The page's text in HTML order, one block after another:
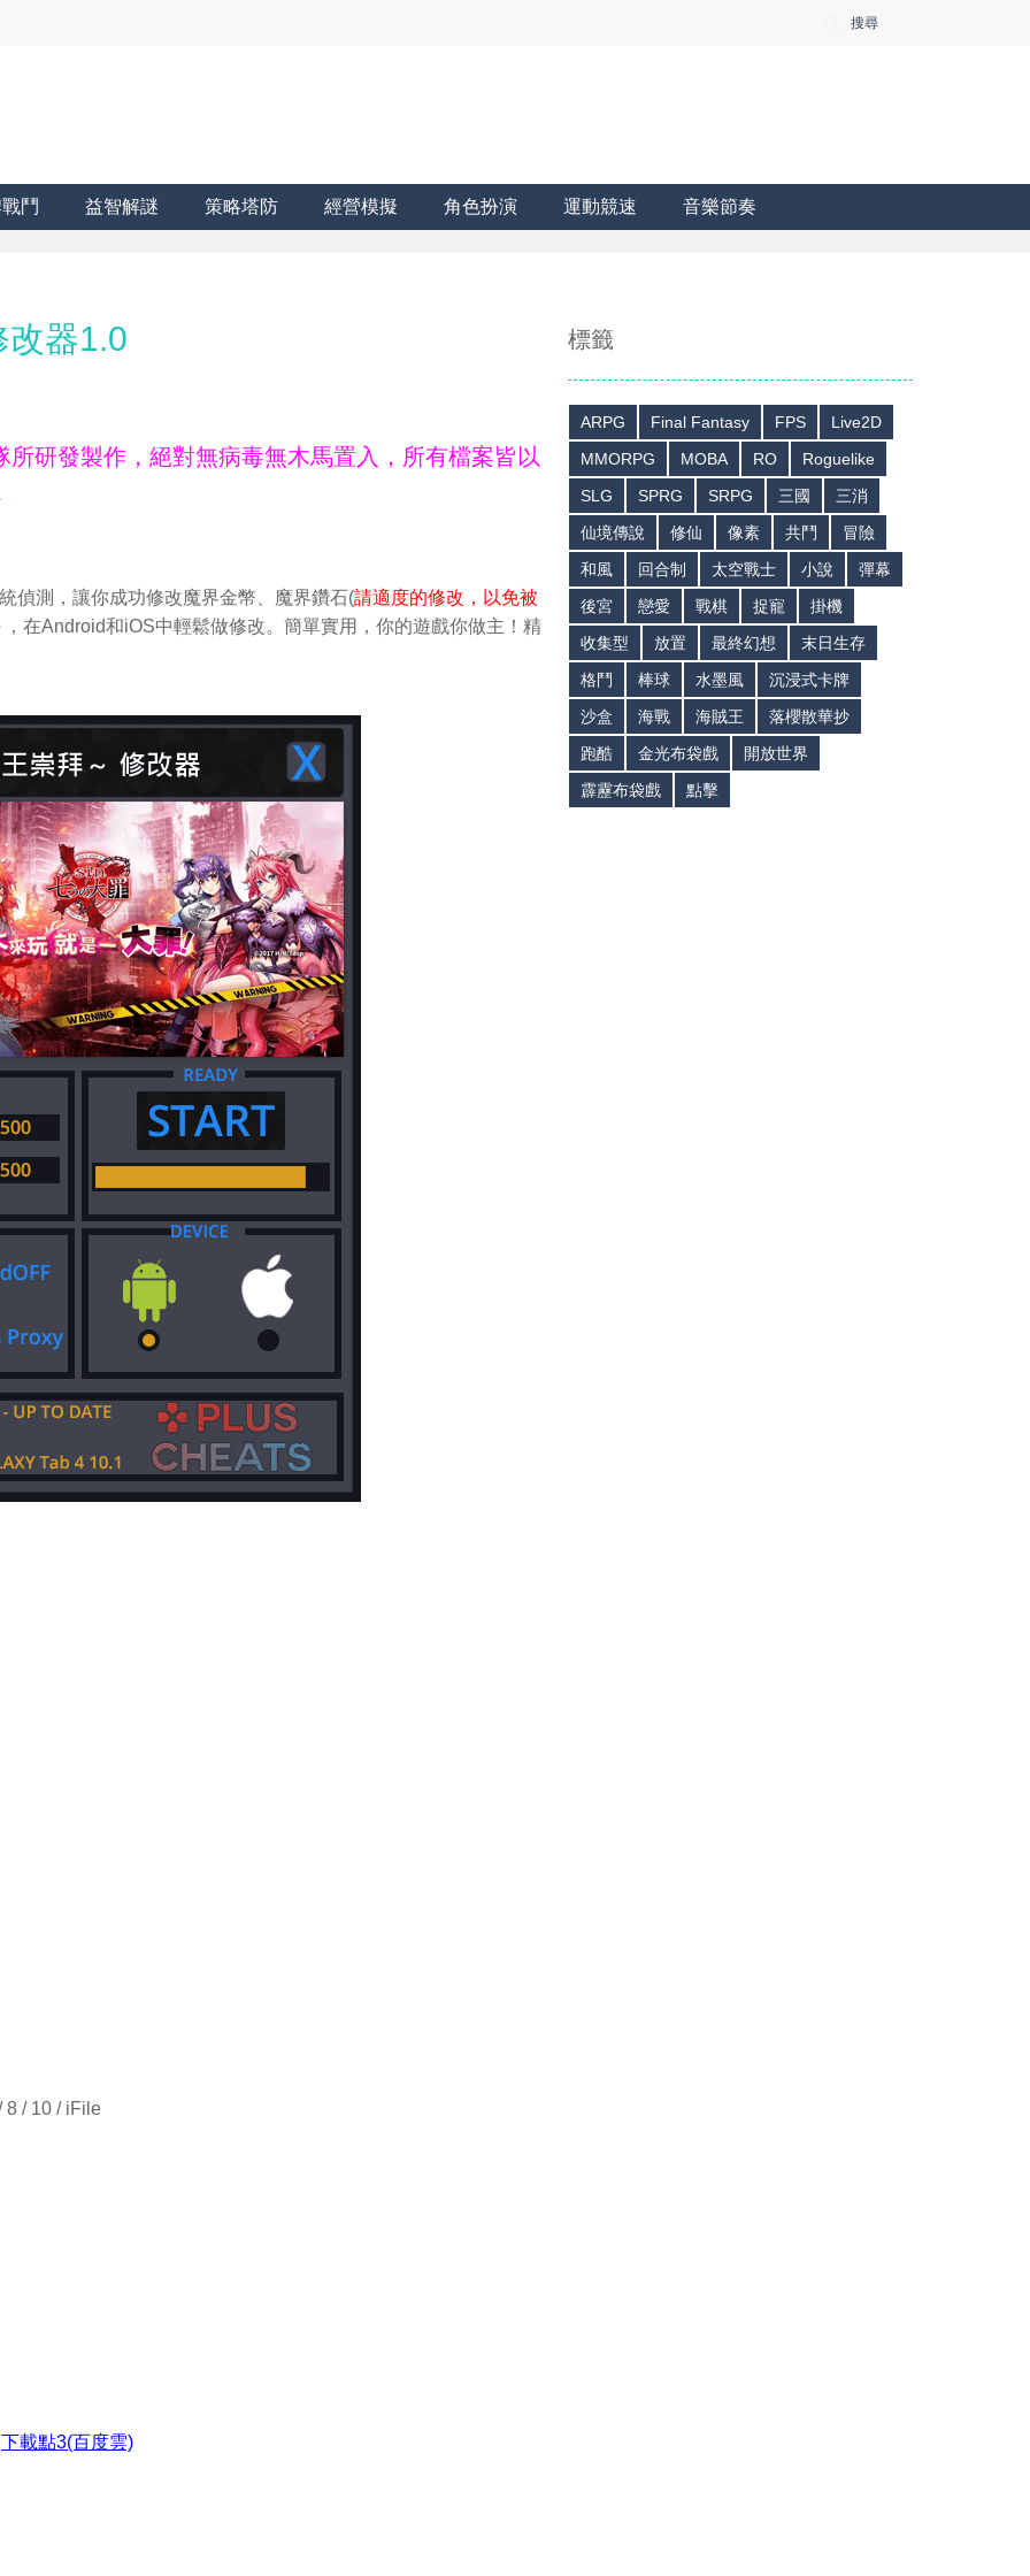
搜尋
鬥 益智解謎 策略塔防 經營模擬 角色扮演 運動競速 音樂節奏
改器1.0
研發製作，絕對無病毒無木馬置入，所有檔案皆以
偵測，讓你成功修改魔界金幣、魔界鑽石(請適度的修改，以免被
在Android和iOS中輕鬆做修改。簡單實用，你的遊戲你做主！精
8 / 10 / iFile
下載點3(百度雲)
標籤
ARPG Final Fantasy FPS
Live2D
MMORPG
MOBA RO
Roguelike
SLG
SPRG SRPG 三國
三消
仙境傳說
修仙 像素 共鬥
冒險
和風
回合制 太空戰士 小說
彈幕
後宮
戀愛 戰棋 捉寵
掛機
收集型
放置 最終幻想
末日生存
格鬥
棒球 水墨風
沉浸式卡牌
沙盒
海戰 海賊王
落櫻散華抄
跑酷
金光布袋戲
開放世界
霹靂布袋戲
點擊